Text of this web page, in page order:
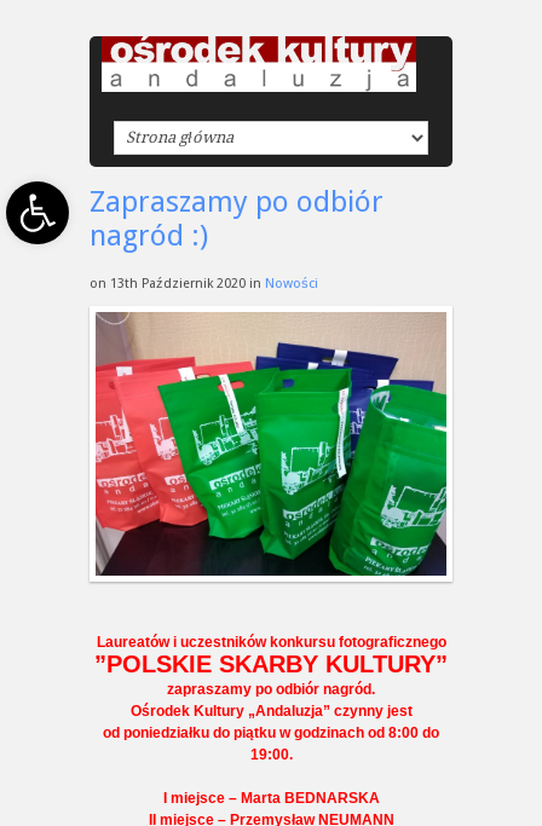
Open toolbarZapraszamy po odbiór
nagród :)
on 13th Październik 2020 in Nowości
Laureatów i uczestników konkursu fotograficznego
”POLSKIE SKARBY KULTURY”
zapraszamy po odbiór nagród.
Ośrodek Kultury „Andaluzja” czynny jest
od poniedziałku do piątku w godzinach od 8:00 do
19:00.
I miejsce – Marta BEDNARSKA
II miejsce – Przemysław NEUMANN